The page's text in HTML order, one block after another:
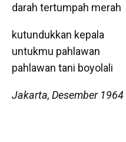
darah tertumpah merah
kutundukkan kepala
untukmu pahlawan
pahlawan tani boyolali
Jakarta, Desember 1964